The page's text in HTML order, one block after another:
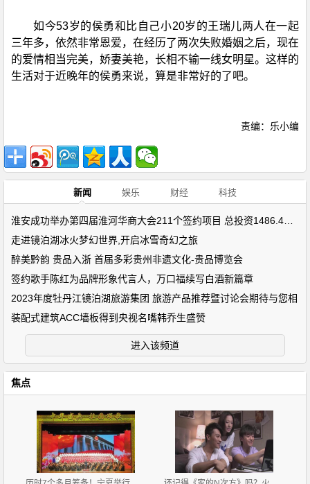
如今53岁的侯勇和比自己小20岁的王瑞儿两人在一起
三年多，依然非常恩爱，在经历了两次失败婚姻之后，现在
的爱情相当完美，娇妻美艳，长相不输一线女明星。这样的
生活对于近晚年的侯勇来说，算是非常好的了吧。
责编：乐小编
新闻 娱乐 财经 科技
走进镜泊湖冰火梦幻世界,开启冰雪奇幻之旅
醉美黔韵 贵品入浙 首届多彩贵州非遗文化-贵品博览会
签约歌手陈红为品牌形象代言人，万口福续写白酒新篇章
2023年度牡丹江镜泊湖旅游集团 旅游产品推荐暨讨论会期待与您相
装配式建筑ACC墙板得到央视名嘴韩乔生盛赞
进入该频道
焦点